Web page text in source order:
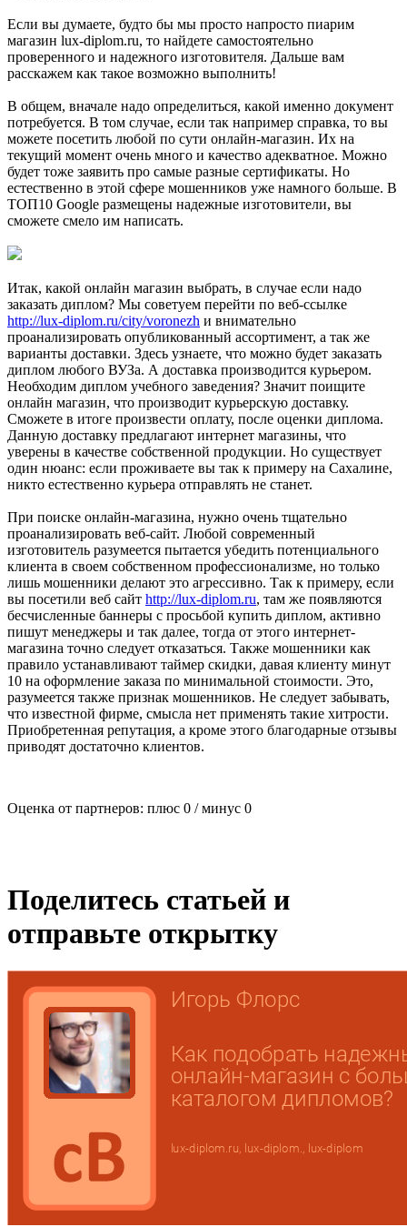
Если вы думаете, будто бы мы просто напросто пиарим
магазин lux-diplom.ru, то найдете самостоятельно
проверенного и надежного изготовителя. Дальше вам
расскажем как такое возможно выполнить!
В общем, вначале надо определиться, какой именно документ
потребуется. В том случае, если так например справка, то вы
можете посетить любой по сути онлайн-магазин. Их на
текущий момент очень много и качество адекватное. Можно
будет тоже заявить про самые разные сертификаты. Но
естественно в этой сфере мошенников уже намного больше. В
ТОП10 Google размещены надежные изготовители, вы
сможете смело им написать.
Итак, какой онлайн магазин выбрать, в случае если надо
заказать диплом? Мы советуем перейти по веб-ссылке
http://lux-diplom.ru/city/voronezh и внимательно
проанализировать опубликованный ассортимент, а так же
варианты доставки. Здесь узнаете, что можно будет заказать
диплом любого ВУЗа. А доставка производится курьером.
Необходим диплом учебного заведения? Значит поищите
онлайн магазин, что производит курьерскую доставку.
Сможете в итоге произвести оплату, после оценки диплома.
Данную доставку предлагают интернет магазины, что
уверены в качестве собственной продукции. Но существует
один нюанс: если проживаете вы так к примеру на Сахалине,
никто естественно курьера отправлять не станет.
При поиске онлайн-магазина, нужно очень тщательно
проанализировать веб-сайт. Любой современный
изготовитель разумеется пытается убедить потенциального
клиента в своем собственном профессионализме, но только
лишь мошенники делают это агрессивно. Так к примеру, если
вы посетили веб сайт http://lux-diplom.ru, там же появляются
бесчисленные баннеры с просьбой купить диплом, активно
пишут менеджеры и так далее, тогда от этого интернет-
магазина точно следует отказаться. Также мошенники как
правило устанавливают таймер скидки, давая клиенту минут
10 на оформление заказа по минимальной стоимости. Это,
разумеется также признак мошенников. Не следует забывать,
что известной фирме, смысла нет применять такие хитрости.
Приобретенная репутация, а кроме этого благодарные отзывы
приводят достаточно клиентов.
Оценка от партнеров: плюс 0 / минус 0
Поделитесь статьей и
отправьте открытку